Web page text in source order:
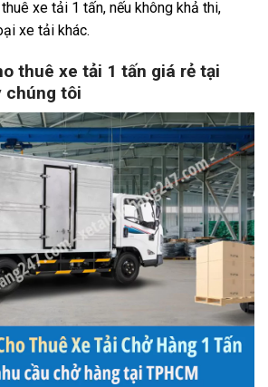
xe tải 1 tấn, nếu không khả thi,
xe tải khác.
thuê xe tải 1 tấn giá rẻ tại
chúng tôi